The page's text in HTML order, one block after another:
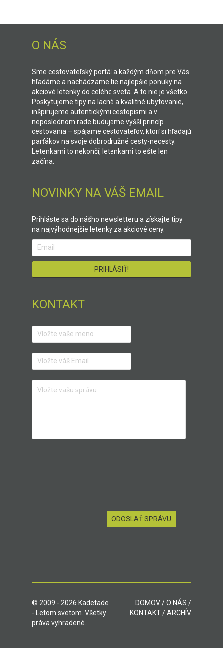
O NÁS
Sme cestovateľský portál a každým dňom pre Vás
hľadáme a nachádzame tie najlepšie ponuky na
akciové letenky do celého sveta. A to nie je všetko.
Poskytujeme tipy na lacné a kvalitné ubytovanie,
inšpirujeme autentickými cestopismi a v
neposlednom rade budujeme vyšší princíp
cestovania – spájame cestovateľov, ktorí si hľadajú
parťákov na svoje dobrodružné cesty-necesty.
Letenkami to nekončí, letenkami to ešte len
začína.
NOVINKY NA VÁŠ EMAIL
Prihláste sa do nášho newsletteru a získajte tipy
na najvýhodnejšie letenky za akciové ceny.
KONTAKT
© 2009 - 2026 Kadetade
- Letom svetom. Všetky
práva vyhradené.
DOMOV/O NÁS /
KONTAKT/ARCHÍV